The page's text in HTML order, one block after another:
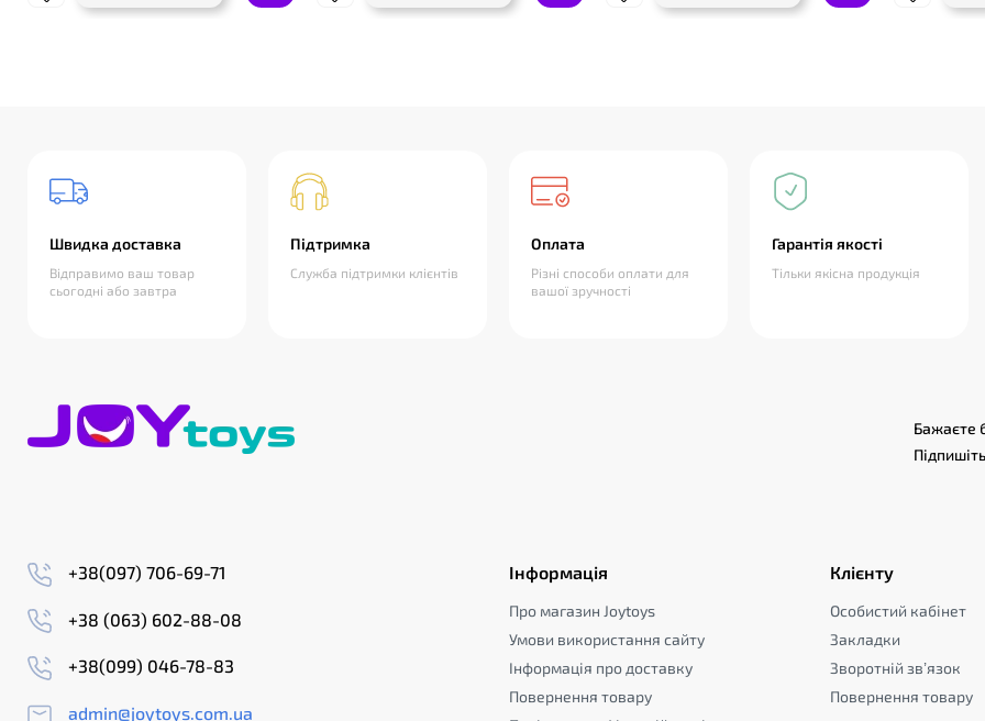
Швидка доставка
Відправимо ваш товар
сьогодні або завтра
Підтримка
Служба підтримки клієнтів
Оплата
Різні способи оплати для
вашої зручності
Гарантія якості
Тільки якісна продукція
Бажаєте
+38(097) 706-69-71
+38 (063) 602-88-08
+38(099) 046-78-83
admin@joytoys.com.ua
Інформація
Про магазин Joytoys
Умови використання сайту
Інформація про доставку
Повернення товару
Клієнту
Особистий кабінет
Закладки
Зворотній зв’язок
Повернення товару